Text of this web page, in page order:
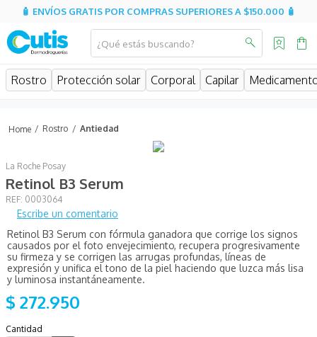
🧴 ENVÍOS GRATIS POR COMPRAS SUPERIORES A $150.000 🧴
¿Qué estás buscando?
Rostro Protección solar Corporal Capilar
Rostro Antiedad
La Roche Posay
Retinol B3 Serum
: 0003064
Escribe un comentario
Retinol B3 Serum con fórmula ganadora que corrige los signos
causados por el foto envejecimiento, recupera progresivamente
su firmeza y se corrigen las arrugas profundas, líneas de
expresión y unifica el tono de la piel haciendo que luzca más lisa
y luminosa instantáneamente.
$ 272.950
Cantidad
MÁS BUSCADOS